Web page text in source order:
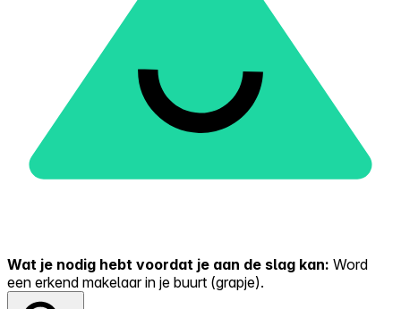
Wat je nodig hebt voordat je aan de slag kan: Word
een erkend makelaar in je buurt (grapje).